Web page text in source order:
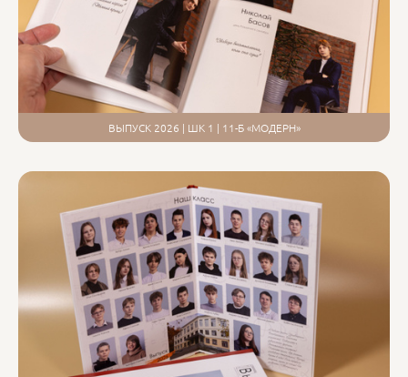
ВЫПУСК 2026 | ШК 1 | 11-Б «МОДЕРН»